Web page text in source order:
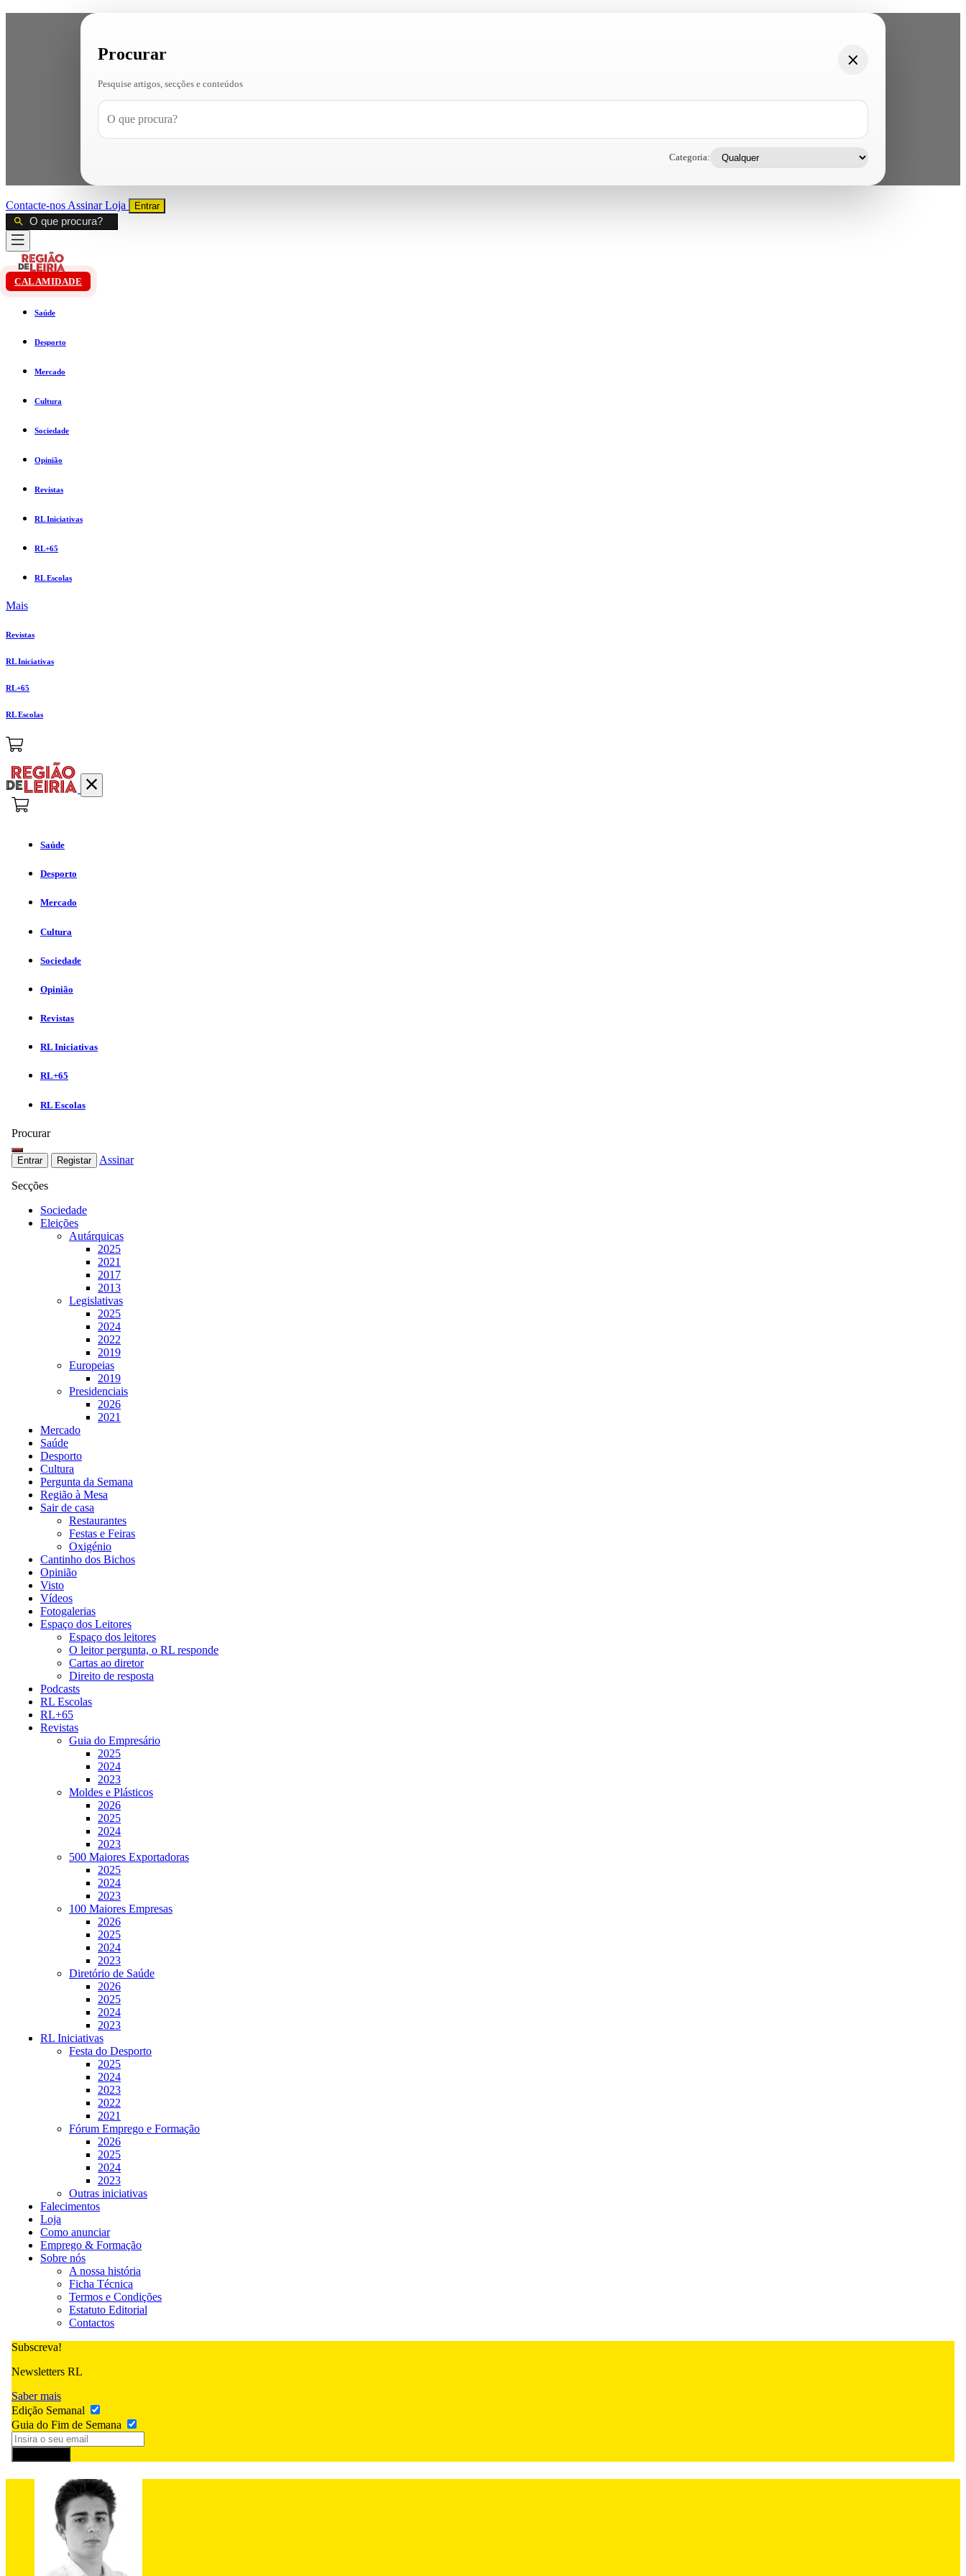
Procurar
Pesquise artigos, secções e conteúdos
Categoria:
Contacte-nos AssinarLoja Entrar
CALAMIDADE
Saúde
Desporto
Mercado
Cultura
Sociedade
Opinião
Revistas
RL Iniciativas
RL+65
RL Escolas
Mais
Revistas
RL Iniciativas
RL+65
RL Escolas
Saúde
Desporto
Mercado
Cultura
Sociedade
Opinião
Revistas
RL Iniciativas
RL+65
RL Escolas
Procurar
Entrar Registar Assinar
Secções
Sociedade
Eleições
Autárquicas
2025
2021
2017
2013
Legislativas
2025
2024
2022
2019
Europeias
2019
Presidenciais
2026
2021
Mercado
Saúde
Desporto
Cultura
Pergunta da Semana
Região à Mesa
Sair de casa
Restaurantes
Festas e Feiras
Oxigénio
Cantinho dos Bichos
Opinião
Visto
Vídeos
Fotogalerias
Espaço dos Leitores
Espaço dos leitores
O leitor pergunta, o RL responde
Cartas ao diretor
Direito de resposta
Podcasts
RL Escolas
RL+65
Revistas
Guia do Empresário
2025
2024
2023
Moldes e Plásticos
2026
2025
2024
2023
500 Maiores Exportadoras
2025
2024
2023
100 Maiores Empresas
2026
2025
2024
2023
Diretório de Saúde
2026
2025
2024
2023
RL Iniciativas
Festa do Desporto
2025
2024
2023
2022
2021
Fórum Emprego e Formação
2026
2025
2024
2023
Outras iniciativas
Falecimentos
Loja
Como anunciar
Emprego & Formação
Sobre nós
A nossa história
Ficha Técnica
Termos e Condições
Estatuto Editorial
Contactos
Subscreva!
Newsletters RL
Saber mais
Edição Semanal
Guia do Fim de Semana